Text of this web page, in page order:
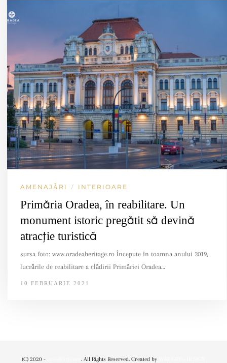
AMENAJĂRI / INTERIOARE
Primăria Oradea, în reabilitare. Un
monument istoric pregătit să devină
atracție turistică
sursa foto: www.oradeaheritage.ro Începute în toamna anului 2019,
lucrările de reabilitare a clădirii Primăriei Oradea…
10 FEBRUARIE 2021
(C) 2020 - . All Rights Reserved. Created by